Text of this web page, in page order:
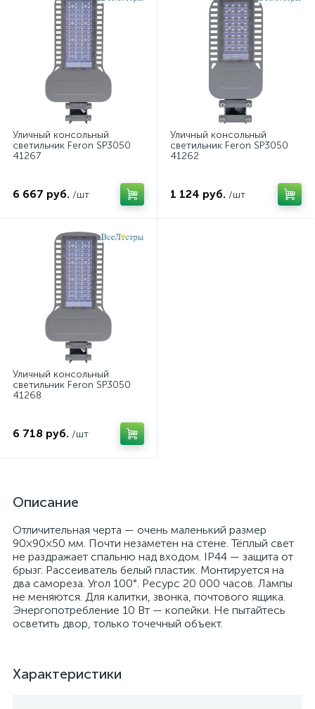
Уличный консольный
светильник Feron SP3050
41267
6 667 руб. /шт
Уличный консольный
светильник Feron SP3050
41262
1 124 руб. /шт
Уличный консольный
светильник Feron SP3050
41268
6 718 руб. /шт
Описание
Отличительная черта — очень маленький размер
90×90×50 мм. Почти незаметен на стене. Тёплый свет
не раздражает спальню над входом. IP44 — защита от
брызг. Рассеиватель белый пластик. Монтируется на
два самореза. Угол 100°. Ресурс 20 000 часов. Лампы
не меняются. Для калитки, звонка, почтового ящика.
Энергопотребление 10 Вт — копейки. Не пытайтесь
осветить двор, только точечный объект.
Характеристики